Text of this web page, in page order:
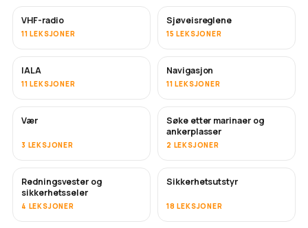
VHF-radio
11 LEKSJONER
Sjøveisreglene
15 LEKSJONER
IALA
11 LEKSJONER
Navigasjon
11 LEKSJONER
Vær
3 LEKSJONER
Søke etter marinaer og
ankerplasser
2 LEKSJONER
Redningsvester og
sikkerhetsseler
4 LEKSJONER
Sikkerhetsutstyr
18 LEKSJONER